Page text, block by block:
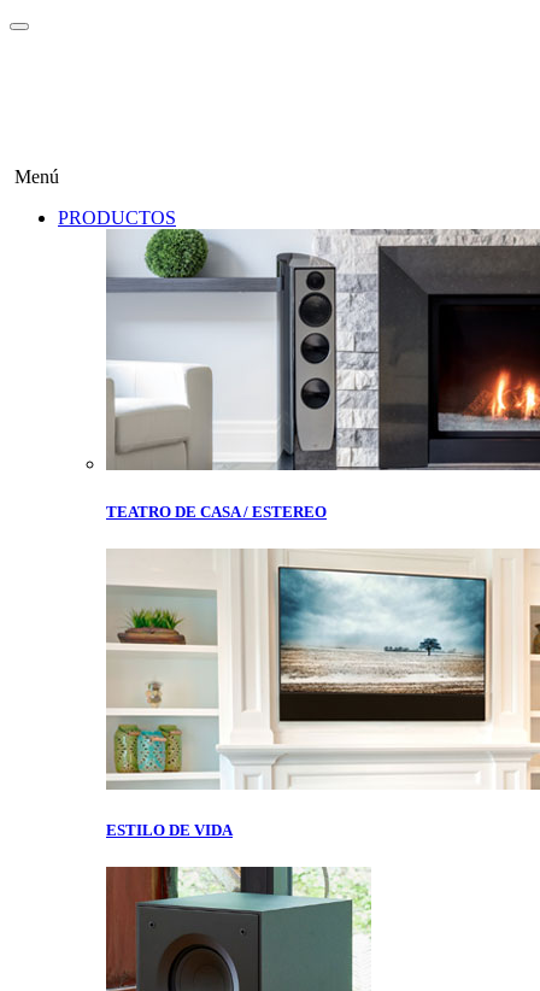
Menú
PRODUCTOS
TEATRO DE CASA / ESTEREO
ESTILO DE VIDA